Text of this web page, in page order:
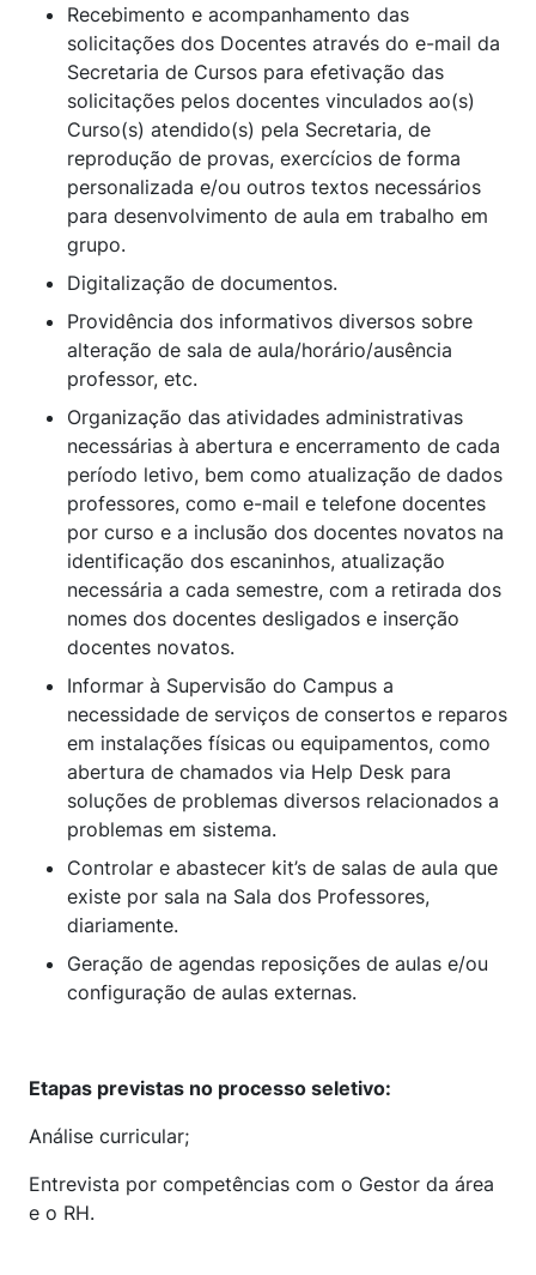
Recebimento e acompanhamento das
solicitações dos Docentes através do e-mail da
Secretaria de Cursos para efetivação das
solicitações pelos docentes vinculados ao(s)
Curso(s) atendido(s) pela Secretaria, de
reprodução de provas, exercícios de forma
personalizada e/ou outros textos necessários
para desenvolvimento de aula em trabalho em
grupo.
Digitalização de documentos.
Providência dos informativos diversos sobre
alteração de sala de aula/horário/ausência
professor, etc.
Organização das atividades administrativas
necessárias à abertura e encerramento de cada
período letivo, bem como atualização de dados
professores, como e-mail e telefone docentes
por curso e a inclusão dos docentes novatos na
identificação dos escaninhos, atualização
necessária a cada semestre, com a retirada dos
nomes dos docentes desligados e inserção
docentes novatos.
Informar à Supervisão do Campus a
necessidade de serviços de consertos e reparos
em instalações físicas ou equipamentos, como
abertura de chamados via Help Desk para
soluções de problemas diversos relacionados a
problemas em sistema.
Controlar e abastecer kit’s de salas de aula que
existe por sala na Sala dos Professores,
diariamente.
Geração de agendas reposições de aulas e/ou
configuração de aulas externas.
Etapas previstas no processo seletivo:
Análise curricular;
Entrevista por competências com o Gestor da área
e o RH.